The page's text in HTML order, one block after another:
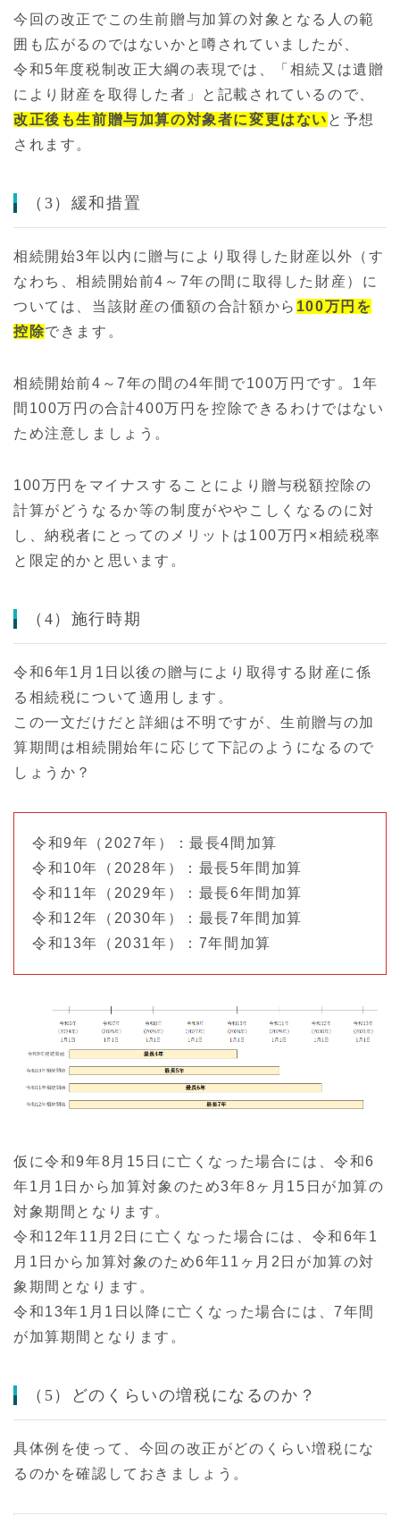
今回の改正でこの生前贈与加算の対象となる人の範
囲も広がるのではないかと噂されていましたが、
令和5年度税制改正大綱の表現では、「相続又は遺贈
により財産を取得した者」と記載されているので、
改正後も生前贈与加算の対象者に変更はない と予想
されます。
（3）緩和措置
相続開始3年以内に贈与により取得した財産以外（す
なわち、相続開始前4～7年の間に取得した財産）に
ついては、当該財産の価額の合計額から 100万円を
控除できます。
相続開始前4～7年の間の4年間で100万円です。1年
間100万円の合計400万円を控除できるわけではない
ため注意しましょう。
100万円をマイナスすることにより贈与税額控除の
計算がどうなるか等の制度がややこしくなるのに対
し、納税者にとってのメリットは100万円×相続税率
と限定的かと思います。
（4）施行時期
令和6年1月1日以後の贈与により取得する財産に係
る相続税について適用します。
この一文だけだと詳細は不明ですが、生前贈与の加
算期間は相続開始年に応じて下記のようになるので
しょうか？
令和9年（2027年）：最長4間加算
令和10年（2028年）：最長5年間加算
令和11年（2029年）：最長6年間加算
令和12年（2030年）：最長7年間加算
令和13年（2031年）：7年間加算
仮に令和9年8月15日に亡くなった場合には、令和6
年1月1日から加算対象のため3年8ヶ月15日が加算の
対象期間となります。
令和12年11月2日に亡くなった場合には、令和6年1
月1日から加算対象のため6年11ヶ月2日が加算の対
象期間となります。
令和13年1月1日以降に亡くなった場合には、7年間
が加算期間となります。
（5）どのくらいの増税になるのか？
具体例を使って、今回の改正がどのくらい増税にな
るのかを確認しておきましょう。